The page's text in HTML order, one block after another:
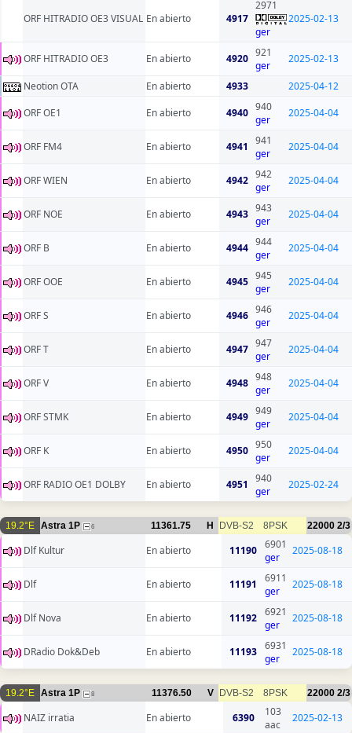
ORF HITRADIO OE3 VISUAL En abierto 4917
2971
ger
2025-02-13
ORF HITRADIO OE3 En abierto 4920 921
ger
2025-02-13
Neotion OTA En abierto 4933
2025-04-12
ORF OE1
En abierto 4940 940
ger
2025-04-04
ORF FM4 En abierto 4941
941
ger
2025-04-04
ORF WIEN En abierto 4942 942
ger
2025-04-04
ORF NOE En abierto 4943 943
ger
2025-04-04
ORF B En abierto 4944 944
ger
2025-04-04
ORF OOE En abierto 4945 945
ger
2025-04-04
ORF S En abierto 4946 946
ger
2025-04-04
ORF T En abierto 4947 947
ger
2025-04-04
ORF V En abierto 4948 948
ger
2025-04-04
ORF STMK En abierto 4949 949
ger
2025-04-04
ORF K En abierto 4950 950
ger
2025-04-04
ORF RADIO OE1 DOLBY En abierto 4951
940
ger
2025-02-24
19.2°E Astra 1P 6 11361.75 H DVB-S2 8PSK 22000 2/3
Dlf Kultur En abierto 11190
6901
ger
2025-08-18
Dlf En abierto 11191
6911
ger
2025-08-18
Dlf Nova En abierto 11192
6921
ger
2025-08-18
DRadio Dok&Deb En abierto 11193
6931
ger
2025-08-18
19.2°E Astra 1P 8 11376.50 V DVB-S2 8PSK 22000 2/3
NAIZ irratia En abierto 6390
103
aac
2025-02-13